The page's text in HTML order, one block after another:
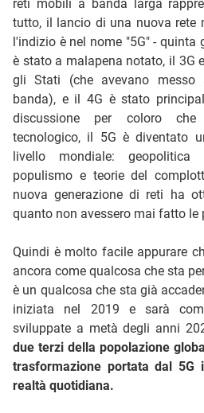
reti mobili a banda larga
tutto, il lancio di una nuova rete
l'indizio è nel nome "5G" - quinta
è stato a malapena notato, il 3G
gli Stati (che avevano messo
banda), e il 4G è stato
discussione per coloro
tecnologico, il 5G è diventato
livello mondiale: geopolitica
populismo e teorie del
nuova generazione di reti ha
quanto non avessero mai fatto le
Quindi è molto facile appurare
ancora come qualcosa che sta
è un qualcosa che sta già
iniziata nel 2019 e sarà
sviluppate a metà degli anni
due terzi della popolazione
trasformazione portata dal 5G
realtà quotidiana.